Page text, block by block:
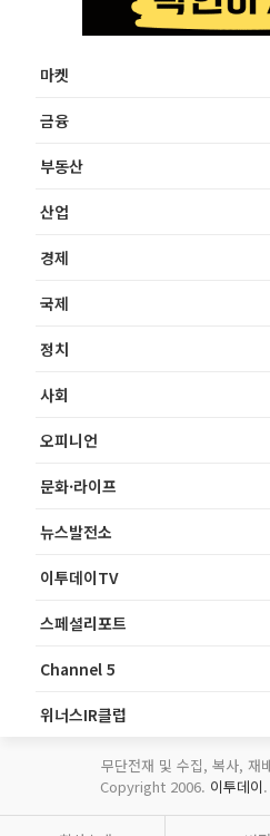
마켓
금융
부동산
산업
경제
국제
정치
사회
오피니언
문화·라이프
뉴스발전소
이투데이TV
스페셜리포트
Channel 5
위너스IR클럽
무단전재 및 수집, 복사, 재
Copyright 2006. 이투데이